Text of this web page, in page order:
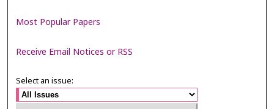
Most Popular Papers
Receive Email Notices or RSS
Select an issue: